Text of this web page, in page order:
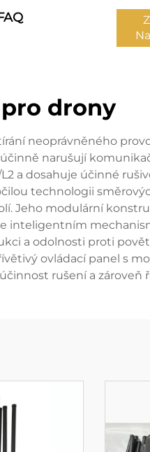
drony
neoprávněného
narušují
a dosahuje účinné
technologii
Jeho modulární
inteligentním
a odolnosti proti
ovládací panel s
rušení a zároveň